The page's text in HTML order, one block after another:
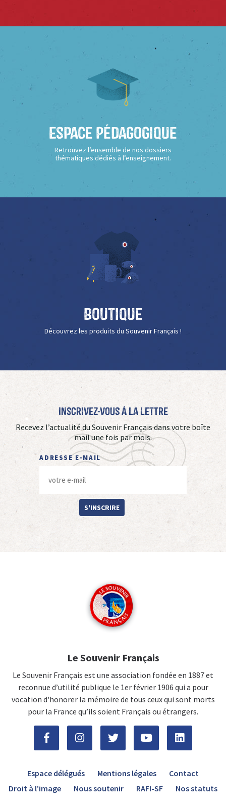
Espace Pédagogique
Retrouvez l’ensemble de nos dossiers
thématiques dédiés à l’enseignement.
Boutique
Découvrez les produits du Souvenir Français !
Inscrivez-vous à La Lettre
Recevez l’actualité du Souvenir Français dans votre boîte
mail une fois par mois.
ADRESSE E-MAIL
S'INSCRIRE
Le Souvenir Français
Le Souvenir Français est une association fondée en 1887 et
reconnue d’utilité publique le 1er février 1906 qui a pour
vocation d'honorer la mémoire de tous ceux qui sont morts
pour la France qu’ils soient Français ou étrangers.
Espace délégués Mentions légales
Contact
Droit à l’image
Nous soutenir RAFI-SF Nos statuts